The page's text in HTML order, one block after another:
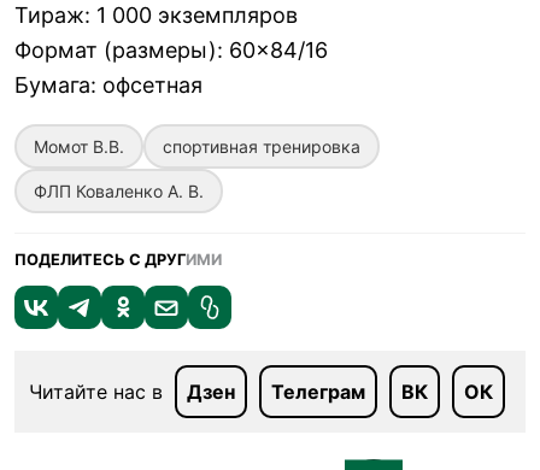
Тираж: 1 000 экземпляров
Формат (размеры): 60×84/16
Бумага: офсетная
Момот В.В. спортивная тренировка
ФЛП Коваленко А. В.
ПОДЕЛИТЕСЬ С ДРУГИМИ
Читайте нас в Дзен Телеграм ВК ОК